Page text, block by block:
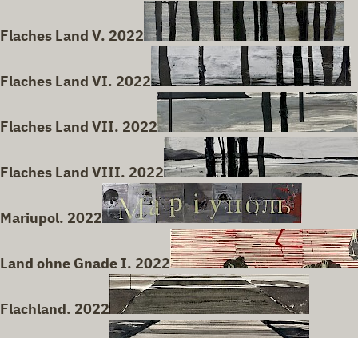
Flaches Land V. 2022
Flaches Land VI. 2022
Flaches Land VII. 2022
Flaches Land VIII. 2022
Mariupol. 2022
Land ohne Gnade I. 2022
Flachland. 2022